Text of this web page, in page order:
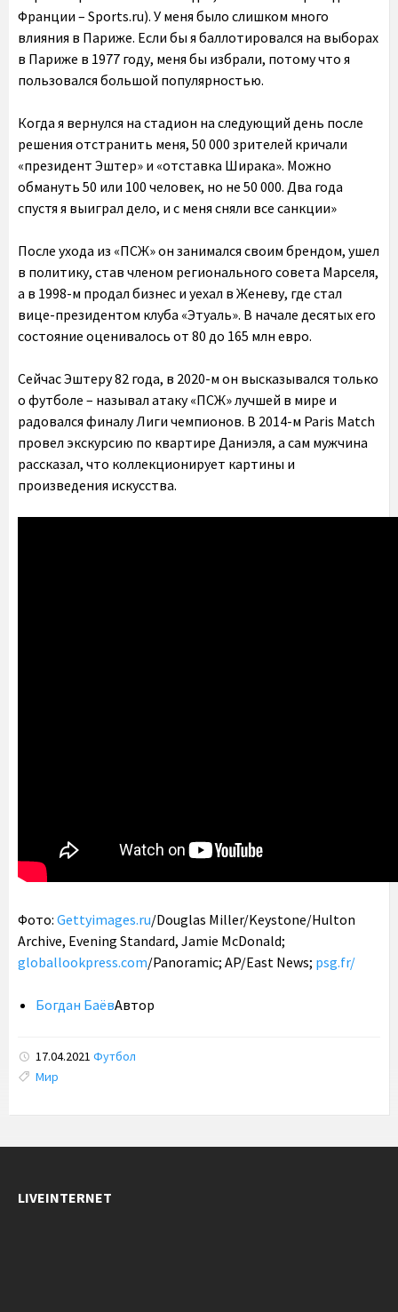
Франции – Sports.ru). У меня было слишком много
влияния в Париже. Если бы я баллотировался на выборах
в Париже в 1977 году, меня бы избрали, потому что я
пользовался большой популярностью.
Когда я вернулся на стадион на следующий день после
решения отстранить меня, 50 000 зрителей кричали
«президент Эштер» и «отставка Ширака». Можно
обмануть 50 или 100 человек, но не 50 000. Два года
спустя я выиграл дело, и с меня сняли все санкции»
После ухода из «ПСЖ» он занимался своим брендом, ушел
в политику, став членом регионального совета Марселя,
а в 1998-м продал бизнес и уехал в Женеву, где стал
вице-президентом клуба «Этуаль». В начале десятых его
состояние оценивалось от 80 до 165 млн евро.
Сейчас Эштеру 82 года, в 2020-м он высказывался только
о футболе – называл атаку «ПСЖ» лучшей в мире и
радовался финалу Лиги чемпионов. В 2014-м Paris Match
провел экскурсию по квартире Даниэля, а сам мужчина
рассказал, что коллекционирует картины и
произведения искусства.
Фото: Gettyimages.ru/Douglas Miller/Keystone/Hulton
Archive, Evening Standard, Jamie McDonald;
globallookpress.com/Panoramic; AP/East News; psg.fr/
Богдан БаёвАвтор
17.04.2021 Футбол
Tags:
Мир
LIVEINTERNET